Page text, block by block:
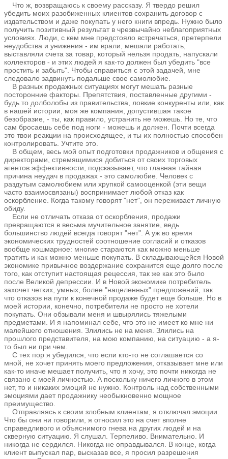
Что ж, возвращаюсь к своему рассказу. Я твердо решил
убедить моих разобиженных клиентов сохранить договор с
издательством и даже покупать у него книги впредь. Нужно было
получить позитивный результат в чрезвычайно неблагоприятных
условиях. Люди, с кем мне предстояло встречаться, претерпели
неудобства и унижения - им врали, мешали работать,
выставляли счета за товар, который нельзя продать, напускали
коллекторов - и этих людей я как-то должен был убедить "все
простить и забыть". Чтобы справиться с этой задачей, мне
следовало задвинуть подальше свое самолюбие.
В разных продажных ситуациях могут мешать разные
посторонние факторы. Препятствия, поставленные другими -
будь то долболобы из правительства, ловкие конкуренты или, как
в нашей истории, моя же компания, допустившая такое
безобразие, - ты, как правило, устранить не можешь. Но те, что
сам бросаешь себе под ноги - можешь и должен. Почти всегда
это твои реакции на происходящее, и ты их полностью способен
контролировать. Учтите это.
В общем, весь мой опыт подготовки продажников и общения с
директорами, стремящимися добиться от своих торговых
агентов эффективности, подсказывает, что главная тайная
причина неудач в продажах - это самолюбие. Человек с
раздутым самолюбием или хрупкой самооценкой (эти вещи
часто взаимосвязаны) воспринимает любой отказ как
оскорбление. Когда такому говорят "нет", он переживает личную
обиду.
Если не отличать отказа от оскорбления, продажи
превращаются в весьма мучительное занятие, ведь
большинство людей всегда говорят "нет". А уж во время
экономических трудностей соотношение согласий и отказов
вообще кошмарное: многие стараются как можно меньше
тратить и как можно меньше покупать. В складывающейся Новой
экономике привычное воздержание сохранится еще долго после
того, как отступит настоящая рецессия, так же как это было
после Великой депрессии. И в Новой экономике потребитель
захочет четких, умных, более "нацеленных" предложений, так
что отказов на пути к конечной продаже будет еще больше. Но в
моей истории, конечно, потребители не просто не хотели
покупать. Они обзывали меня и швырялись тяжелыми
предметами. И я напоминал себе, что это не имеет ко мне ни
малейшего отношения. Злились не на меня. Злились на
прошлого представителя, на мою компанию, на ситуацию - а я-
то был ни при чем.
С тех пор я убедился, что если кто-то не соглашается со
мной, не хочет принять моего предложения, отказывает мне или
как-то иначе мешает получить, что я хочу, это почти никогда не
связано с моей личностью. А поскольку ничего личного в этом
нет, то и никаких эмоций не нужно. Контроль над собственными
эмоциями дает продажнику необыкновенно мощное
преимущество.
Отправляясь к своим злобным клиентам, я отключал эмоции.
Что бы они ни говорили, я относил это на счет вполне
справедливого и объяснимого гнева на других людей и на
скверную ситуацию. Я слушал. Терпеливо. Внимательно. И
никогда не сердился. Никогда не оправдывался. В конце, когда
клиент выпускал пар, высказав все, я просил разрешения